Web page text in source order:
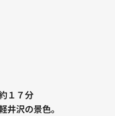
１７分
井沢の景色。